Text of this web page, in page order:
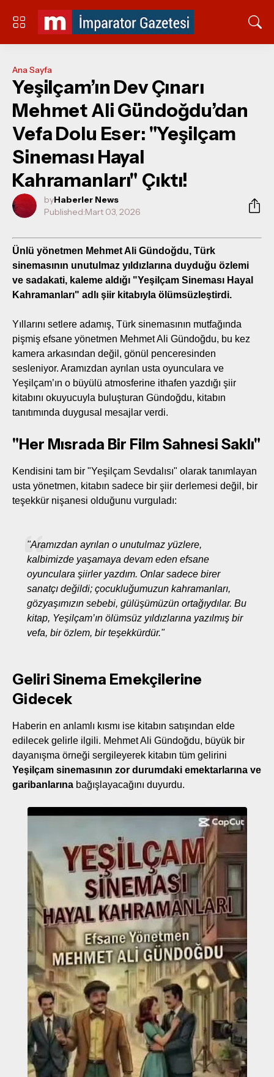
Ana Sayfa
Yeşilçam’ın Dev Çınarı
Mehmet Ali Gündoğdu’dan
Vefa Dolu Eser: "Yeşilçam
Sineması Hayal
Kahramanları" Çıktı!
byHaberler News
Published:Mart 03, 2026
Ünlü yönetmen Mehmet Ali Gündoğdu, Türk
sinemasının unutulmaz yıldızlarına duyduğu özlemi
ve sadakati, kaleme aldığı "Yeşilçam Sineması Hayal
Kahramanları" adlı şiir kitabıyla ölümsüzleştirdi.
Yıllarını setlere adamış, Türk sinemasının mutfağında
pişmiş efsane yönetmen Mehmet Ali Gündoğdu, bu kez
kamera arkasından değil, gönül penceresinden
sesleniyor. Aramızdan ayrılan usta oyunculara ve
Yeşilçam’ın o büyülü atmosferine ithafen yazdığı şiir
kitabını okuyucuyla buluşturan Gündoğdu, kitabın
tanıtımında duygusal mesajlar verdi.
"Her Mısrada Bir Film Sahnesi Saklı"
Kendisini tam bir "Yeşilçam Sevdalısı" olarak tanımlayan
usta yönetmen, kitabın sadece bir şiir derlemesi değil, bir
teşekkür nişanesi olduğunu vurguladı:
"Aramızdan ayrılan o unutulmaz yüzlere,
kalbimizde yaşamaya devam eden efsane
oyunculara şiirler yazdım. Onlar sadece birer
sanatçı değildi; çocukluğumuzun kahramanları,
gözyaşımızın sebebi, gülüşümüzün ortağıydılar. Bu
kitap, Yeşilçam’ın ölümsüz yıldızlarına yazılmış bir
vefa, bir özlem, bir teşekkürdür."
Geliri Sinema Emekçilerine
Gidecek
Haberin en anlamlı kısmı ise kitabın satışından elde
edilecek gelirle ilgili. Mehmet Ali Gündoğdu, büyük bir
dayanışma örneği sergileyerek kitabın tüm gelirini
Yeşilçam sinemasının zor durumdaki emektarlarına ve
garibanlarına bağışlayacağını duyurdu.